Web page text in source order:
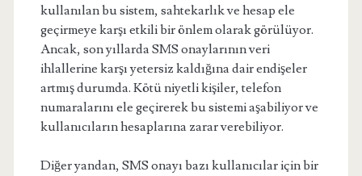
kullanılan bu sistem, sahtekarlık ve hesap ele
geçirmeye karşı etkili bir önlem olarak görülüyor.
Ancak, son yıllarda SMS onaylarının veri
ihlallerine karşı yetersiz kaldığına dair endişeler
artmış durumda. Kötü niyetli kişiler, telefon
numaralarını ele geçirerek bu sistemi aşabiliyor ve
kullanıcıların hesaplarına zarar verebiliyor.
Diğer yandan, SMS onayı bazı kullanıcılar için bir